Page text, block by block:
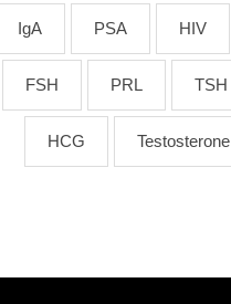
HIV
PSA
IgA
TSH
PRL
FSH
Testosterone
HCG